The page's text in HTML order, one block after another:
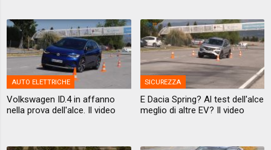
AUTO ELETTRICHE
Volkswagen ID.4 in affanno
nella prova dell'alce. Il video
SICUREZZA
E Dacia Spring? Al test dell'alce
meglio di altre EV? Il video